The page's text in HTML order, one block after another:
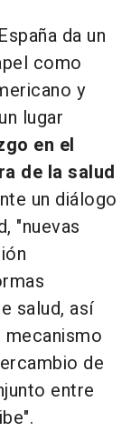
da un
como
y
lugar
en el
de la salud
un diálogo
"nuevas
salud, así
de
entre